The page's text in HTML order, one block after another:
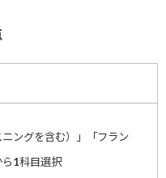
ングを含む）」「フラン
1科目選択